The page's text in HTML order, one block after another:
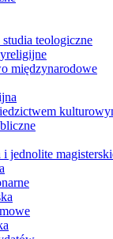
teologiczne
międzynarodowe
i jednolite